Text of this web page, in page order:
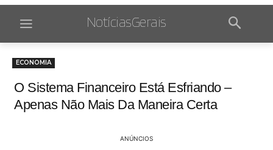
NotíciasGerais
ECONOMIA
O Sistema Financeiro Está Esfriando –
Apenas Não Mais Da Maneira Certa
ANÚNCIOS